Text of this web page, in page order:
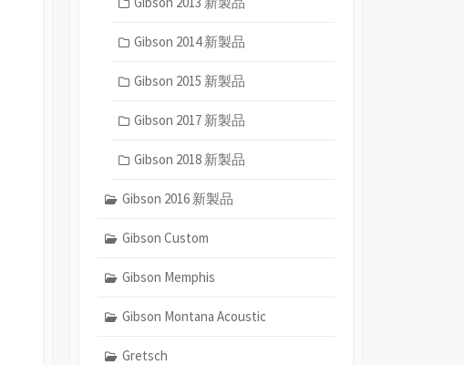
Gibson 2014 新製品
Gibson 2015 新製品
Gibson 2017 新製品
Gibson 2018 新製品
Gibson 2016 新製品
Gibson Custom
Gibson Memphis
Gibson Montana Acoustic
Gretsch